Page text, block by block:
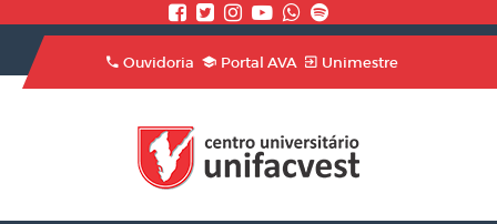
Ouvidoria Portal AVA Unimestre